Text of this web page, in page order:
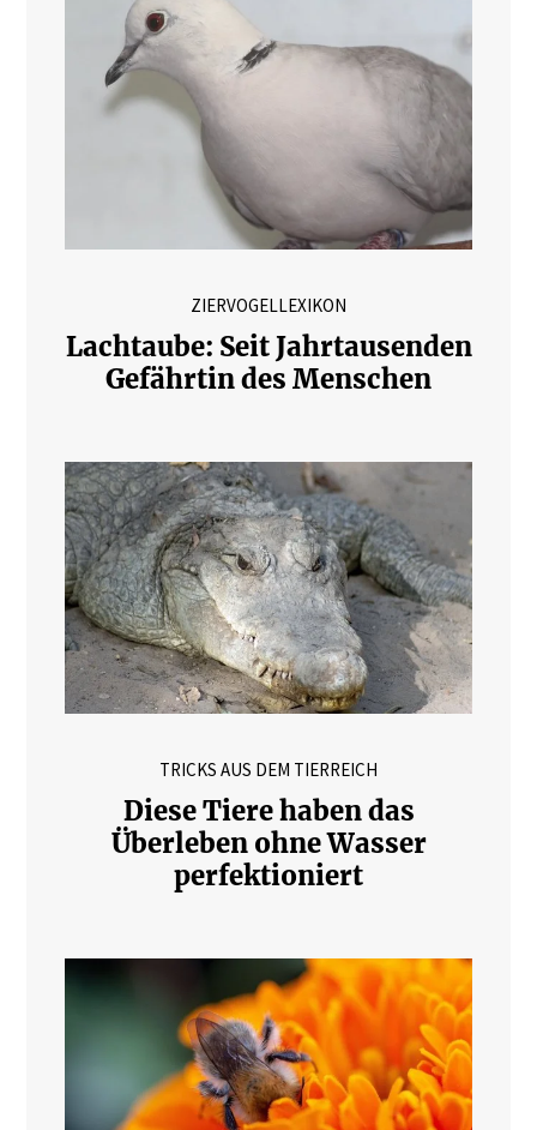
ZIERVOGELLEXIKON
Lachtaube: Seit Jahrtausenden
Gefährtin des Menschen
TRICKS AUS DEM TIERREICH
Diese Tiere haben das
Überleben ohne Wasser
perfektioniert